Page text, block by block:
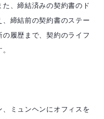
、締結済みの契約書のド
締結前の契約書のステー
履歴まで、契約のライフ
ミュンヘンにオフィスを